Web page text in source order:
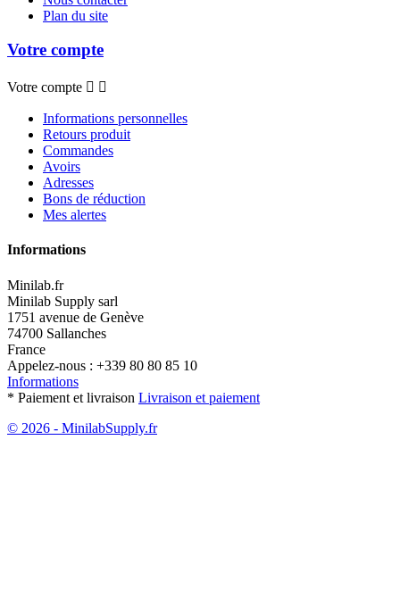
Plan du site
Votre compte
Votre compte  
Informations personnelles
Retours produit
Commandes
Avoirs
Adresses
Bons de réduction
Mes alertes
Informations
Minilab.fr
Minilab Supply sarl
1751 avenue de Genève
74700 Sallanches
France
Appelez-nous : +339 80 80 85 10
Informations
* Paiement et livraison Livraison et paiement
© 2026 - MinilabSupply.fr